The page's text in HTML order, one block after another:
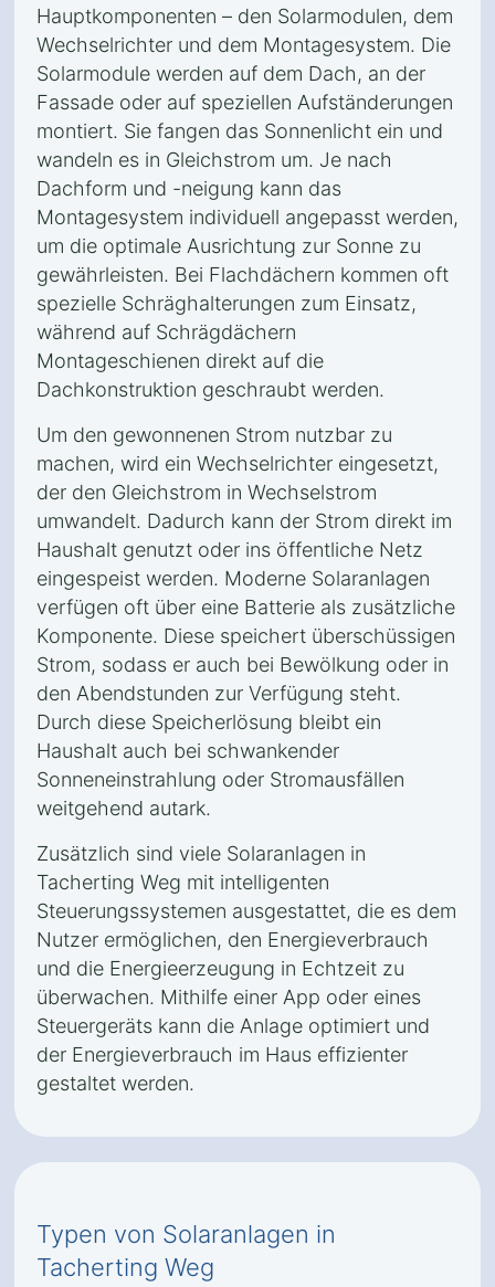
Hauptkomponenten – den Solarmodulen, dem
Wechselrichter und dem Montagesystem. Die
Solarmodule werden auf dem Dach, an der
Fassade oder auf speziellen Aufständerungen
montiert. Sie fangen das Sonnenlicht ein und
wandeln es in Gleichstrom um. Je nach
Dachform und -neigung kann das
Montagesystem individuell angepasst werden,
um die optimale Ausrichtung zur Sonne zu
gewährleisten. Bei Flachdächern kommen oft
spezielle Schräghalterungen zum Einsatz,
während auf Schrägdächern
Montageschienen direkt auf die
Dachkonstruktion geschraubt werden.
Um den gewonnenen Strom nutzbar zu
machen, wird ein Wechselrichter eingesetzt,
der den Gleichstrom in Wechselstrom
umwandelt. Dadurch kann der Strom direkt im
Haushalt genutzt oder ins öffentliche Netz
eingespeist werden. Moderne Solaranlagen
verfügen oft über eine Batterie als zusätzliche
Komponente. Diese speichert überschüssigen
Strom, sodass er auch bei Bewölkung oder in
den Abendstunden zur Verfügung steht.
Durch diese Speicherlösung bleibt ein
Haushalt auch bei schwankender
Sonneneinstrahlung oder Stromausfällen
weitgehend autark.
Zusätzlich sind viele Solaranlagen in
Tacherting Weg mit intelligenten
Steuerungssystemen ausgestattet, die es dem
Nutzer ermöglichen, den Energieverbrauch
und die Energieerzeugung in Echtzeit zu
überwachen. Mithilfe einer App oder eines
Steuergeräts kann die Anlage optimiert und
der Energieverbrauch im Haus effizienter
gestaltet werden.
Typen von Solaranlagen in
Tacherting Weg